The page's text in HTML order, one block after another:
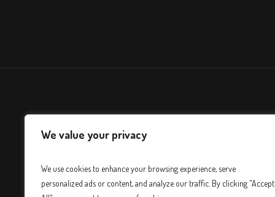
We value your privacy
We use cookies to enhance your browsing experience, serve
personalized ads or content, and analyze our traffic. By clicking "Accept